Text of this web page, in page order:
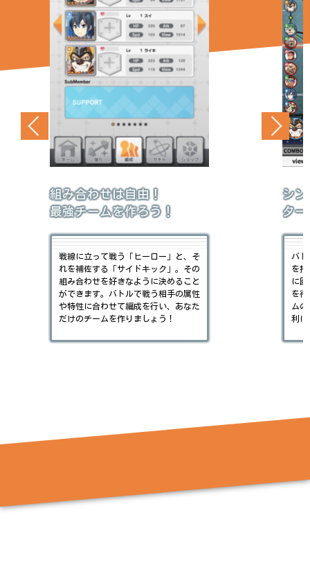
シンプルだが奥深い！
ターン制コマンドバトル！
バトル中、キャラクターは様々な効果
を持つスキルを使うか、行動順を後ろ
に回すかを選択できます。味方の補助
を待ってから攻撃を仕掛けたり、チー
ムの行動順を調整しながらバトルを有
利に進めましょう！
放置
キャ
ヒー
で、
イテ
分が
ロー
ラク